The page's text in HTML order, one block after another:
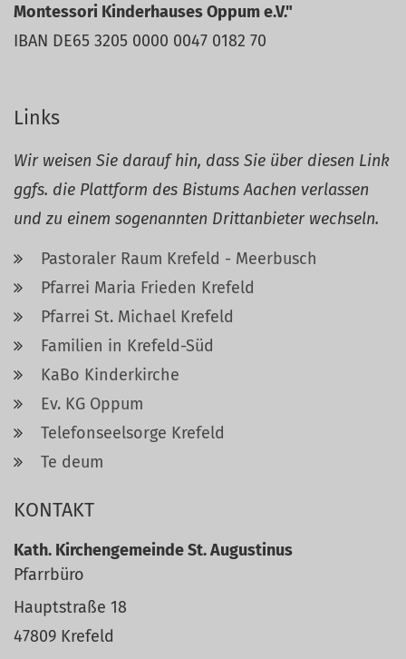
Montessori Kinderhauses Oppum e.V."
IBAN DE65 3205 0000 0047 0182 70
Links
Wir weisen Sie darauf hin, dass Sie über diesen Link
ggfs. die Plattform des Bistums Aachen verlassen
und zu einem sogenannten Drittanbieter wechseln.
Pastoraler Raum Krefeld - Meerbusch
Pfarrei Maria Frieden Krefeld
Pfarrei St. Michael Krefeld
Familien in Krefeld-Süd
KaBo Kinderkirche
Ev. KG Oppum
Telefonseelsorge Krefeld
Te deum
KONTAKT
Kath. Kirchengemeinde St. Augustinus
Pfarrbüro
Hauptstraße 18
47809 Krefeld